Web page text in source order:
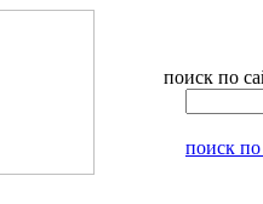
поиск по
поиск